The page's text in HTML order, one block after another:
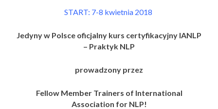
START: 7-8 kwietnia 2018
Jedyny w Polsce oficjalny kurs certyfikacyjny IANLP
– Praktyk NLP
prowadzony przez
Fellow Member Trainers of International
Association for NLP!